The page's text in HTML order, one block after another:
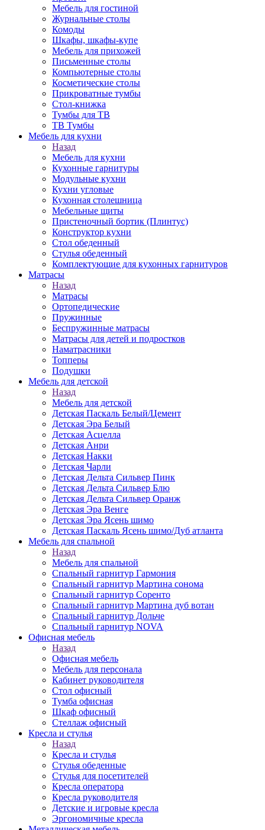
Мебель для гостиной
Журнальные столы
Комоды
Шкафы, шкафы-купе
Мебель для прихожей
Письменные столы
Компьютерные столы
Косметические столы
Прикроватные тумбы
Стол-книжка
Тумбы для ТВ
ТВ Тумбы
Мебель для кухни
Назад
Мебель для кухни
Кухонные гарнитуры
Модульные кухни
Кухни угловые
Кухонная столешница
Мебельные щиты
Пристеночный бортик (Плинтус)
Конструктор кухни
Стол обеденный
Стулья обеденный
Комплектующие для кухонных гарнитуров
Матраcы
Назад
Матраcы
Ортопедические
Пружинные
Беспружинные матрасы
Матрасы для детей и подростков
Наматрасники
Топперы
Подушки
Мебель для детской
Назад
Мебель для детской
Детская Паскаль Белый/Цемент
Детская Эра Белый
Детская Асцелла
Детская Анри
Детская Накки
Детская Чарли
Детская Дельта Сильвер Пинк
Детская Дельта Сильвер Блю
Детская Дельта Сильвер Оранж
Детская Эра Венге
Детская Эра Ясень шимо
Детская Паскаль Ясень шимо/Дуб атланта
Мебель для спальной
Назад
Мебель для спальной
Спальный гарнитур Гармония
Спальный гарнитур Мартина сонома
Спальный гарнитур Соренто
Спальный гарнитур Мартина дуб вотан
Спальный гарнитур Дольче
Спальный гарнитур NOVA
Офисная мебель
Назад
Офисная мебель
Мебель для персонала
Кабинет руководителя
Стол офисный
Тумба офисная
Шкаф офисный
Стеллаж офисный
Кресла и стулья
Назад
Кресла и стулья
Стулья обеденные
Стулья для посетителей
Кресла оператора
Кресла руководителя
Детские и игровые кресла
Эргономичные кресла